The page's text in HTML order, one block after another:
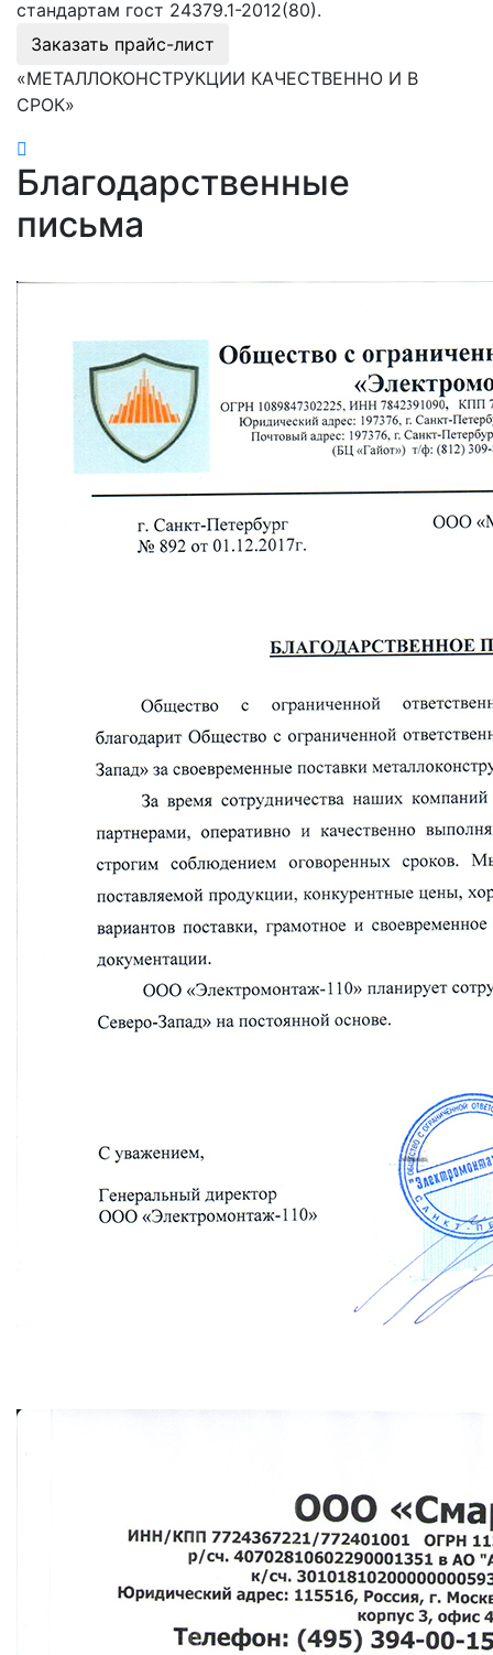
стандартам гост 24379.1-2012(80).
Заказать прайс-лист
«МЕТАЛЛОКОНСТРУКЦИИ КАЧЕСТВЕННО И В
СРОК»
Благодарственные
письма